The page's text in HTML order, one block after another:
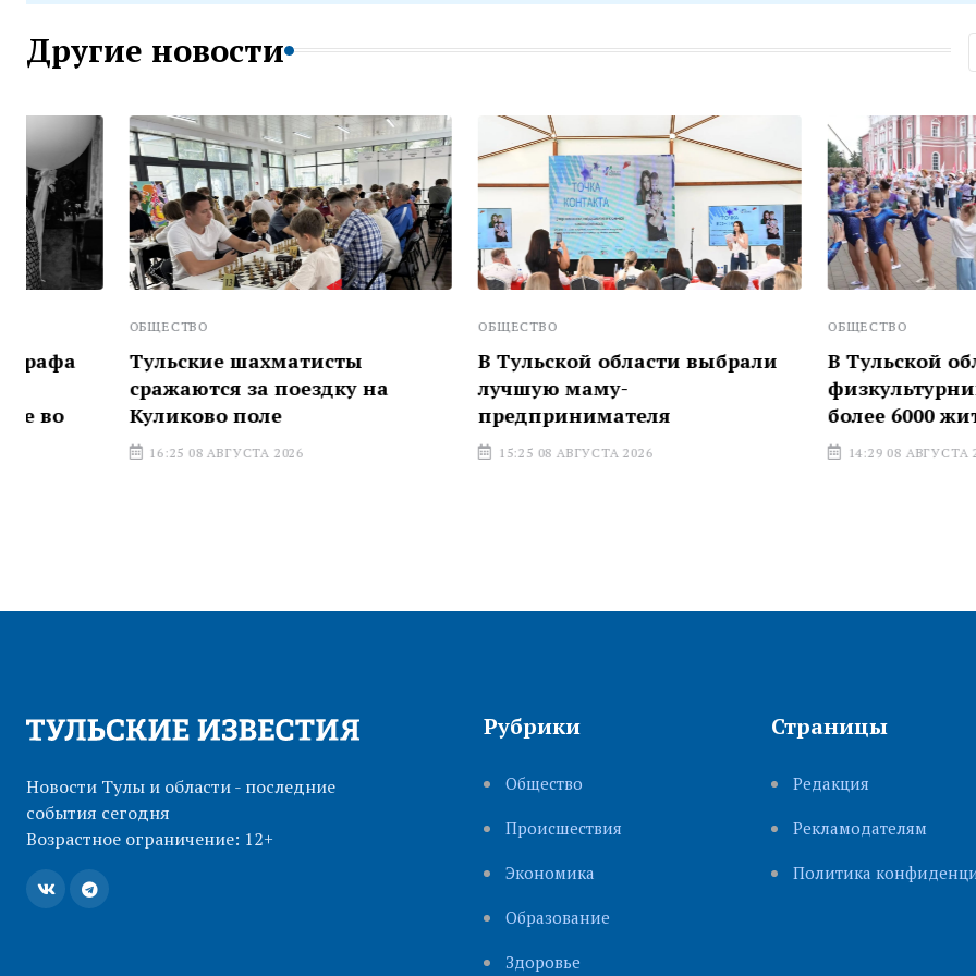
Другие новости
Тульские шахматисты
сражаются за поездку на
Куликово поле
16:25 08 АВГУСТА 2026
В Тульской области выбрали
лучшую маму-
предпринимателя
15:25 08 АВГУСТА 2026
В Тульской области
физкультурника
более 6000 жителей
14:29 08 АВГУСТА 2026
Новости Тулы и области - последние
события сегодня
Возрастное ограничение: 12+
Рубрики
Общество
Происшествия
Экономика
Образование
Здоровье
Страницы
Редакция
Рекламодателям
Политика